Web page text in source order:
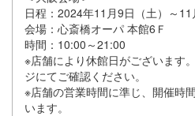
日程：2024年11月9日（土）～11
会場：心斎橋オーパ 本館6Ｆ
時間：10:00～21:00
※店舗により休館日がございます
ジにてご確認ください。
※店舗の営業時間に準じ、開催時
います。